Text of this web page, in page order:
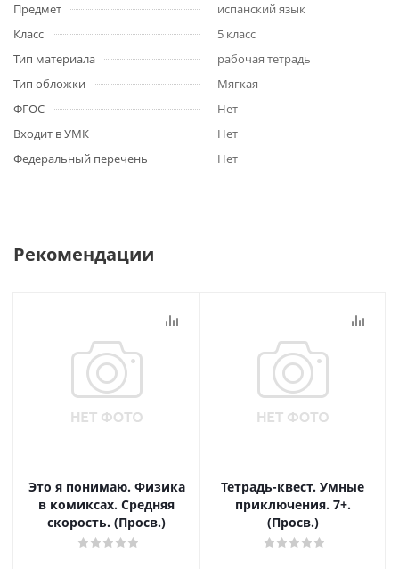
Предмет
испанский язык
Класс
5 класс
Тип материала
рабочая тетрадь
Тип обложки
Мягкая
ФГОС
Нет
Входит в УМК
Нет
Федеральный перечень
Нет
Рекомендации
Это я понимаю. Физика
в комиксах. Средняя
скорость. (Просв.)
Тетрадь-квест. Умные
приключения. 7+.
(Просв.)